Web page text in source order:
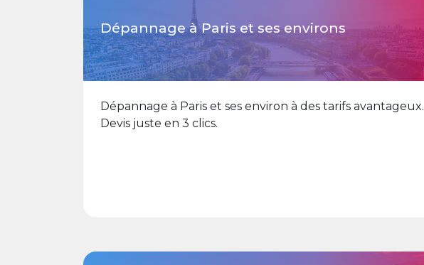
Dépannage à Paris et ses environs
Dépannage à Paris et ses environ à des tarifs avantageux.
Devis juste en 3 clics.